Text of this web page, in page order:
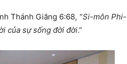
Thánh Giăng 6:68, “Si-môn Phi-
của sự sống đời đời.”